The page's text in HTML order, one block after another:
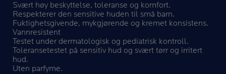
Svært høy beskyttelse, toleranse og komfort.
Respekterer den sensitive huden til små barn.
Fuktighetsgivende, mykgjørende og kremet konsistens.
Vannresistent
Testet under dermatologisk og pediatrisk kontroll.
Toleransetestet på sensitiv hud og svært tørr og irritert
hud.
Uten parfyme.